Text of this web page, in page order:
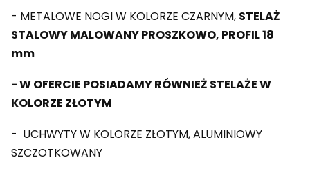
- METALOWE NOGI W KOLORZE CZARNYM, STELAŻ
STALOWY MALOWANY PROSZKOWO, PROFIL 18
mm
- W OFERCIE POSIADAMY RÓWNIEŻ STELAŻE W
KOLORZE ZŁOTYM
- UCHWYTY W KOLORZE ZŁOTYM, ALUMINIOWY
SZCZOTKOWANY